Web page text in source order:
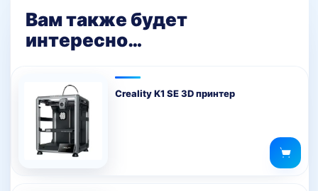
Вам также будет
интересно…
Creality K1 SE 3D принтер